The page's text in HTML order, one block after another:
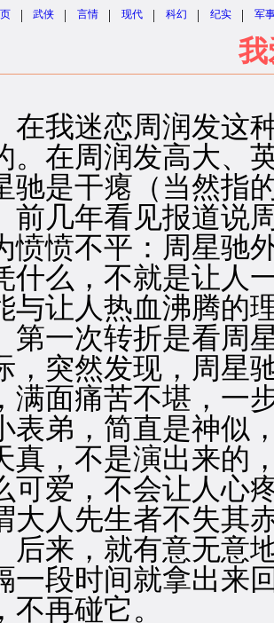
| 武侠 | 言情 | 现代 | 科幻 | 纪实 | 军
迷恋周润发这种
。在周润发高大、
驰是干瘪（当然指
前几年看见报道说
愤愤不平：周星驰
什么，不就是让人
与让人热血沸腾的
次转折是看周星
，突然发现，周星
满面痛苦不堪，一
表弟，简直是神似
真，不是演出来的
可爱，不会让人心
大人先生者不失其
，就有意无意地
一段时间就拿出来
不再碰它。